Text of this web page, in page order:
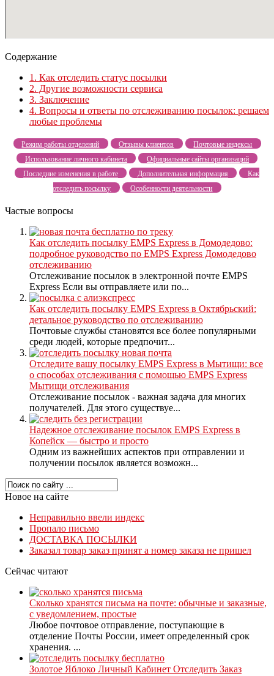
Содержание
1. Как отследить статус посылки
2. Другие возможности сервиса
3. Заключение
4. Вопросы и ответы по отслеживанию посылок: решаем
любые проблемы
Режим работы отделений Отзывы клиентов
Почтовые индексы
Использование личного кабинета
Официальные сайты организаций
Последние изменения в работе
Дополнительная информация
Как
отследить посылку
Особенности деятельности
Частые вопросы
Как отследить посылку EMPS Express в Домодедово:
подробное руководство по EMPS Express Домодедово
отслеживанию
Отслеживание посылок в электронной почте EMPS
Express Если вы отправляете или по...
Как отследить посылку EMPS Express в Октябрьский:
детальное руководство по отслеживанию
Почтовые службы становятся все более популярными
среди людей, которые предпочит...
Отследите вашу посылку EMPS Express в Мытищи: все
о способах отслеживания с помощью EMPS Express
Мытищи отслеживания
Отслеживание посылок - важная задача для многих
получателей. Для этого существуе...
Надежное отслеживание посылок EMPS Express в
Копейск — быстро и просто
Одним из важнейших аспектов при отправлении и
получении посылок является возможн...
Новое на сайте
Неправильно ввели индекс
Пропало письмо
ДОСТАВКА ПОСЫЛКИ
Заказал товар заказ принят а номер заказа не пришел
Сейчас читают
Сколько хранятся письма на почте: обычные и заказные,
с уведомлением, простые
Любое почтовое отправление, поступающие в
отделение Почты России, имеет определенный срок
хранения. ...
Золотое Яблоко Личный Кабинет Отследить Заказ